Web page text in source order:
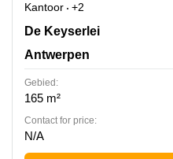
Kantoor
+2
De Keyserlei 60C, Antwerpen
De Keyserlei
Antwerpen
Gebied:
165 m²
Contact for price:
N/A